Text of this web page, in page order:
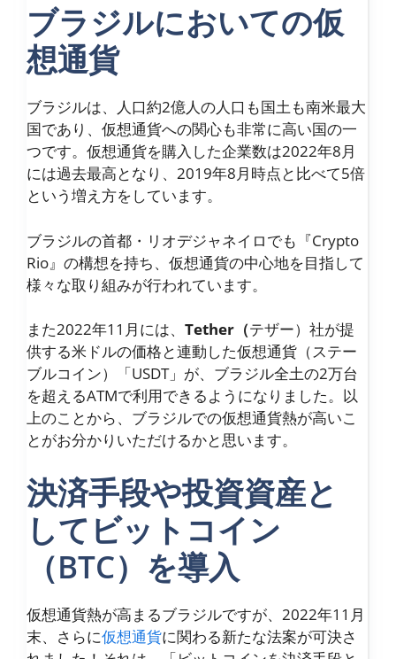
ブラジルにおいての仮
想通貨
ブラジルは、人口約2億人の人口も国土も南米最大
国であり、仮想通貨への関心も非常に高い国の一
つです。仮想通貨を購入した企業数は2022年8月
には過去最高となり、2019年8月時点と比べて5倍
という増え方をしています。
ブラジルの首都・リオデジャネイロでも『Crypto
Rio』の構想を持ち、仮想通貨の中心地を目指して
様々な取り組みが行われています。
また2022年11月には、 Tether （テザー）社が提
供する米ドルの価格と連動した仮想通貨（ステー
ブルコイン）「USDT」が、ブラジル全土の2万台
を超えるATMで利用できるようになりました。以
上のことから、ブラジルでの仮想通貨熱が高いこ
とがお分かりいただけるかと思います。
決済手段や投資資産と
してビットコイン
（BTC）を導入
仮想通貨熱が高まるブラジルですが、2022年11月
末、さらに仮想通貨に関わる新たな法案が可決さ